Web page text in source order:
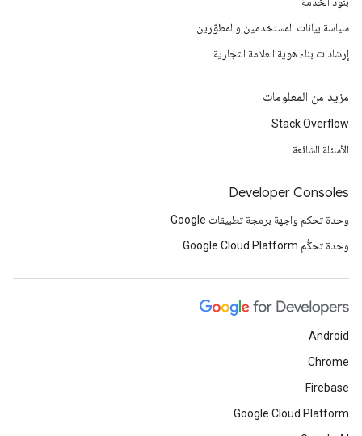
سياسة بيانات المستخدمين والمطوّرين
إرشادات بناء هوية العلامة التجارية
مزيد من المعلومات
Stack Overflow
الأسئلة الشائعة
Developer Consoles
وحدة تحكم واجهة برمجة تطبيقات Google
وحدة تحكُّم Google Cloud Platform
Android
Chrome
Firebase
Google Cloud Platform